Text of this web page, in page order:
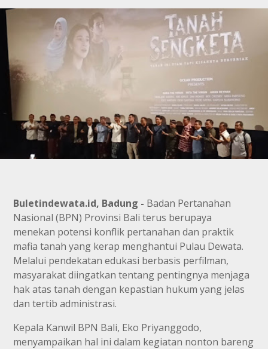
Buletindewata.id, Badung - Badan Pertanahan
Nasional (BPN) Provinsi Bali terus berupaya
menekan potensi konflik pertanahan dan praktik
mafia tanah yang kerap menghantui Pulau Dewata.
Melalui pendekatan edukasi berbasis perfilman,
masyarakat diingatkan tentang pentingnya menjaga
hak atas tanah dengan kepastian hukum yang jelas
dan tertib administrasi.
Kepala Kanwil BPN Bali, Eko Priyanggodo,
menyampaikan hal ini dalam kegiatan nonton bareng